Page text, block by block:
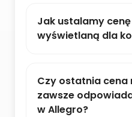
Jak ustalamy
wyświetlaną dla
Czy ostatnia cena
zawsze
w Allegro?